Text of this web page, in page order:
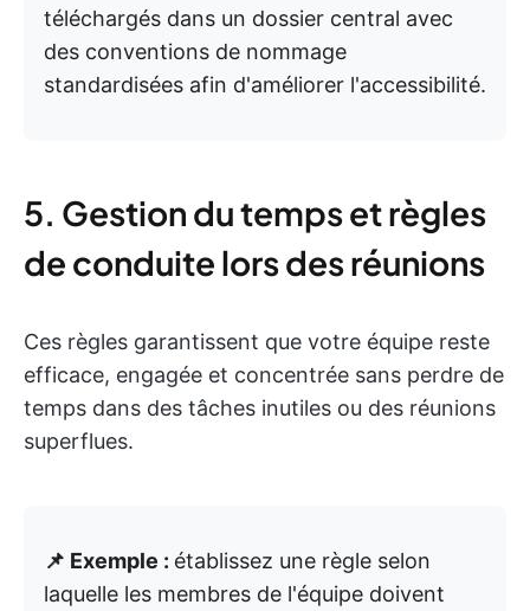
téléchargés dans un dossier central avec
des conventions de nommage
standardisées afin d'améliorer l'accessibilité.
5. Gestion du temps et règles
de conduite lors des réunions
Ces règles garantissent que votre équipe reste
efficace, engagée et concentrée sans perdre de
temps dans des tâches inutiles ou des réunions
superflues.
📌 Exemple : établissez une règle selon
laquelle les membres de l'équipe doivent